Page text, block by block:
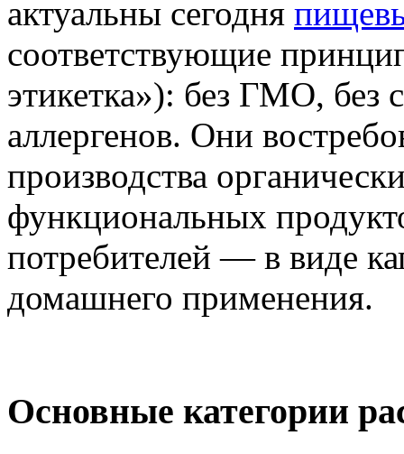
актуальны сегодня
соответствующие
этикетка»): без ГМО, без
аллергенов. Они
производства
функциональных
потребителей — в виде
домашнего применения.
Основные категории